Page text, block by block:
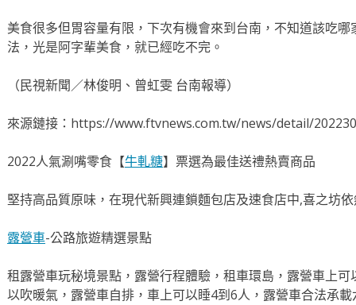
美食很多但胃容量有限，下次有機會來到台南，不知道該吃
法，光是阿字輩美食，就已經吃不完。
（民視新聞／林俊明、曾虹雯 台南報導）
來源鏈接：https://www.ftvnews.com.tw/news/detail/
2022人氣涮嘴零食【牛軋糖】票選為最佳送禮熱賣商品
堅持高品質原味，在現代新興連鎖麵包店及速食店中,喜之坊
露營車-公路旅遊精選景點
租露營車玩秘境景點，露營行程體驗，租車環島，露營車上
以吹暖氣，露營車自排，車上可以睡4到6人，露營車合法承載